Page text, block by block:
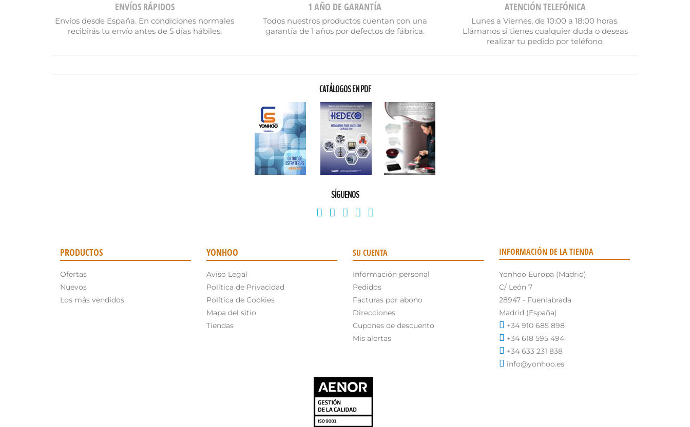
ENVÍOS RÁPIDOS
Envíos desde España. En condiciones normales
recibirás tu envío antes de 5 días hábiles.
1 AÑO DE GARANTÍA
Todos nuestros productos cuentan con una
garantía de 1 años por defectos de fábrica.
ATENCIÓN TELEFÓNICA
Lunes a Viernes, de 10:00 a 18:00 horas.
Llámanos si tienes cualquier duda o deseas
realizar tu pedido por teléfono.
CATÁLOGOS EN PDF
SÍGUENOS
PRODUCTOS
Ofertas
Nuevos
Los más vendidos
YONHOO
Aviso Legal
Política de Privacidad
Política de Cookies
Mapa del sitio
Tiendas
SU CUENTA
Información personal
Pedidos
Facturas por abono
Direcciones
Cupones de descuento
Mis alertas
INFORMACIÓN DE LA TIENDA
Yonhoo Europa (Madrid)
C/ León 7
28947 - Fuenlabrada
Madrid (España)
+34 910 685 898
+34 618 595 494
+34 633 231 838
info@yonhoo.es